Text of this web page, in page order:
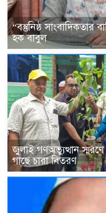
“বস্তুনিষ্ঠ সাংবাদিকতার
হক বাবুল
জুলাই গণঅভ্যুত্থান স্মরণে
গাছে চারা বিতরণ